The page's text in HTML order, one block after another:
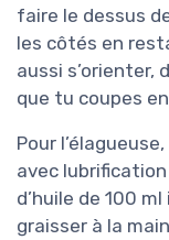
faire le dessus
les côtés en
aussi s’orienter,
que tu coupes
Pour
avec
d’huile de 100
graisser à la